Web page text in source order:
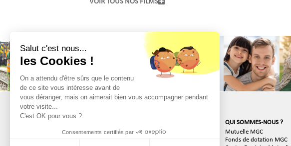
Tous droits réservés
QUI SOMMES-NOUS ?
Mutuelle MGC
Fonds de dotation MGC
Salut c'est nous...
les Cookies !
On a attendu d'être sûrs que le contenu
de ce site vous intéresse avant de
vous déranger, mais on aimerait bien vous accompagner pendant
votre visite...
C'est OK pour vous ?
Consentements certifiés par